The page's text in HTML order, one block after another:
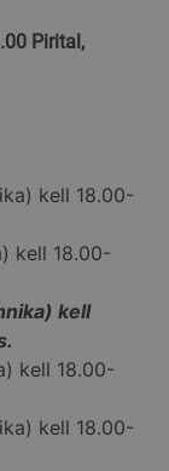
Pirital,
kell 18.00-
kell 18.00-
kell
kell 18.00-
kell 18.00-